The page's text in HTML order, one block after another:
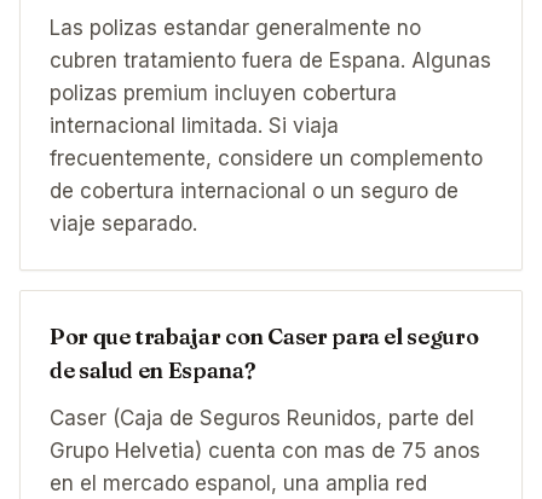
Las polizas estandar generalmente no
cubren tratamiento fuera de Espana. Algunas
polizas premium incluyen cobertura
internacional limitada. Si viaja
frecuentemente, considere un complemento
de cobertura internacional o un seguro de
viaje separado.
Por que trabajar con Caser para el seguro
de salud en Espana?
Caser (Caja de Seguros Reunidos, parte del
Grupo Helvetia) cuenta con mas de 75 anos
en el mercado espanol, una amplia red